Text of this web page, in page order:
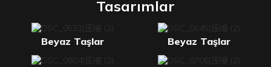
Tasarımlar
Beyaz Taşlar Beyaz Taşlar